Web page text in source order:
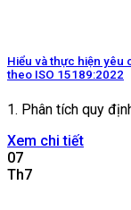
Hiểu và thực hiện yêu
theo ISO 15189:2022
1. Phân tích quy
Xem chi tiết
07
Th7